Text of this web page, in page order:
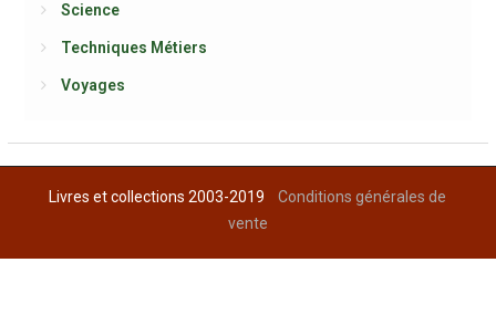
Science
Techniques Métiers
Voyages
Livres et collections 2003-2019Conditions générales de
vente